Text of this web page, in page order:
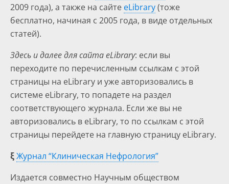
2009 года), а также на сайте eLibrary(тоже
бесплатно, начиная с 2005 года, в виде отдельных
статей).
Здесь и далее для сайта eLibrary: если вы
переходите по перечисленным ссылкам с этой
страницы на eLibrary и уже авторизовались в
системе eLibrary, то попадете на раздел
соответствующего журнала. Если же вы не
авторизовались в eLibrary, то по ссылкам с этой
страницы перейдете на главную страницу eLibrary.
ξЖурнал “Клиническая Нефрология”
Издается совместно Научным обществом